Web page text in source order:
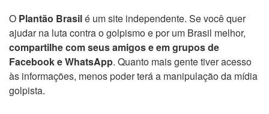
O Plantão Brasilé um site independente. Se você quer
ajudar na luta contra o golpismo e por um Brasil melhor,
compartilhe com seus amigos e em grupos de
Facebook e WhatsApp. Quanto mais gente tiver acesso
às informações, menos poder terá a manipulação da mídia
golpista.